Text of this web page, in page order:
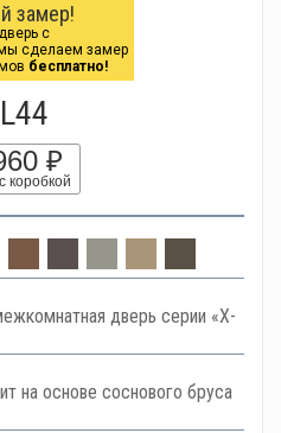
замер!
с
сделаем замер
бесплатно!
₽
коробкой
дверь серии «Х-
на основе соснового бруса